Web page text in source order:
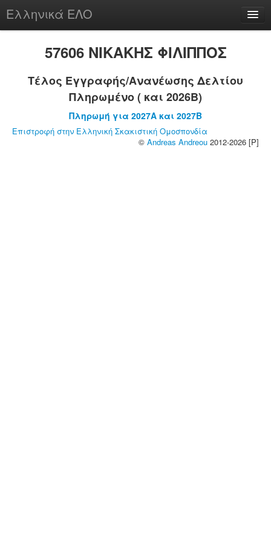
Ελληνικά ΕΛΟ
chesstu.be @ discord
57606 ΝΙΚΑΚΗΣ ΦΙΛΙΠΠΟΣ
Τέλος Εγγραφής/Ανανέωσης Δελτίου
Πληρωμένο ( και 2026B)
Πληρωμή για 2027A και 2027B
Επιστροφή στην Ελληνική Σκακιστική Ομοσπονδία
© Andreas Andreou 2012-2026 [P]